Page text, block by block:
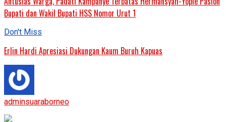
Bupati dan Wakil Bupati HSS Nomor Urut 1
Don't Miss
Erlin Hardi Apresiasi Dukungan Kaum Buruh Kapuas
adminsuaraborneo